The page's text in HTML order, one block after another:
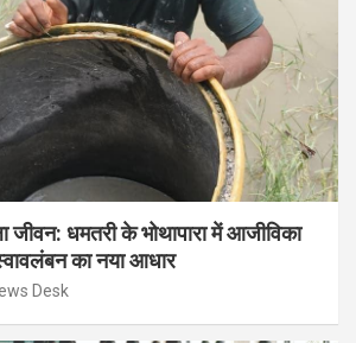
धमतरी के भोथापारा में आजीविका
का नया आधार
Desk